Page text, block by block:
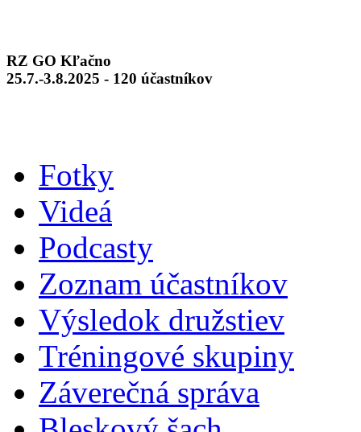
RZ GO Kľačno
25.7.-3.8.2025 - 120 účastníkov
Fotky
Videá
Podcasty
Zoznam účastníkov
Výsledok družstiev
Tréningové skupiny
Záverečná správa